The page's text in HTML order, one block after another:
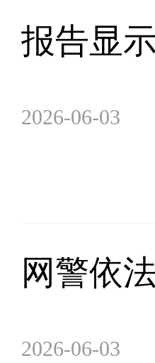
报告显
2026-06-03
网警依
2026-06-03